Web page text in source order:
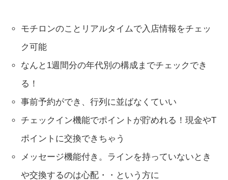
モチロンのことリアルタイムで入店情報をチェッ
ク可能
なんと1週間分の年代別の構成までチェックでき
る！
事前予約ができ、行列に並ばなくていい
チェックイン機能でポイントが貯めれる！現金やT
ポイントに交換できちゃう
メッセージ機能付き。ラインを持っていないとき
や交換するのは心配・・という方に